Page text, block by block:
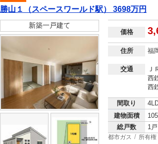
勝山１（スペースワールド駅） 3698万円
新築一戸建て
価格
住所 福
交通
Ｊ
西
西
間取り
建物面積
総戸数
1戸
都市ガス 所有権